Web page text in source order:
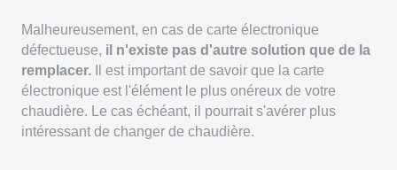
Malheureusement, en cas de carte électronique
défectueuse, il n'existe pas d'autre solution que de la
remplacer. Il est important de savoir que la carte
électronique est l'élément le plus onéreux de votre
chaudière. Le cas échéant, il pourrait s'avérer plus
intéressant de changer de chaudière.